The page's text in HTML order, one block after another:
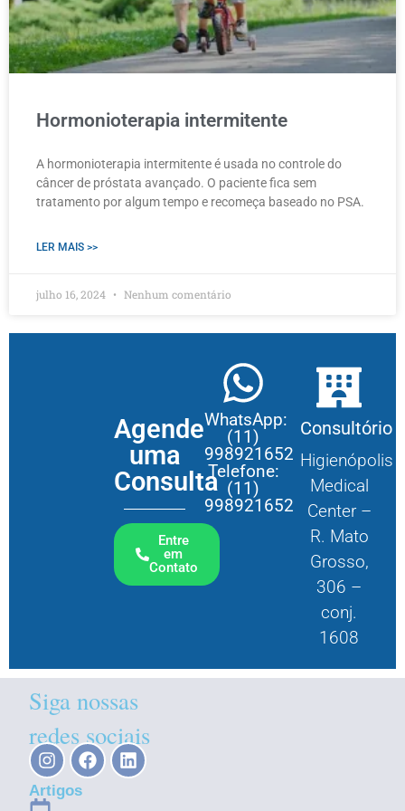
Hormonioterapia intermitente
A hormonioterapia intermitente é usada no controle do
câncer de próstata avançado. O paciente fica sem
tratamento por algum tempo e recomeça baseado no PSA.
LER MAIS >>
julho 16, 2024 Nenhum comentário
Agende
uma
Consulta
Entre
em
Contato
WhatsApp:
(11)
998921652
Telefone:
(11)
998921652
Consultório
Higienópolis
Medical
Center –
R. Mato
Grosso,
306 –
conj.
1608
Siga nossas
redes sociais
Artigos